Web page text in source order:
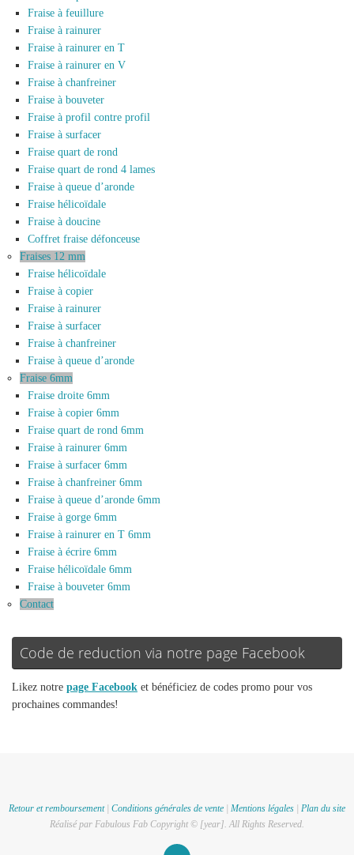
Fraise à feuillure
Fraise à rainurer
Fraise à rainurer en T
Fraise à rainurer en V
Fraise à chanfreiner
Fraise à bouveter
Fraise à profil contre profil
Fraise à surfacer
Fraise quart de rond
Fraise quart de rond 4 lames
Fraise à queue d’aronde
Fraise hélicoïdale
Fraise à doucine
Coffret fraise défonceuse
Fraises 12 mm
Fraise hélicoïdale
Fraise à copier
Fraise à rainurer
Fraise à surfacer
Fraise à chanfreiner
Fraise à queue d’aronde
Fraise 6mm
Fraise droite 6mm
Fraise à copier 6mm
Fraise quart de rond 6mm
Fraise à rainurer 6mm
Fraise à surfacer 6mm
Fraise à chanfreiner 6mm
Fraise à queue d’aronde 6mm
Fraise à gorge 6mm
Fraise à rainurer en T 6mm
Fraise à écrire 6mm
Fraise hélicoïdale 6mm
Fraise à bouveter 6mm
Contact
Code de reduction via notre page Facebook
Likez notre page Facebook et bénéficiez de codes promo pour vos
prochaines commandes!
Retour et remboursement| Conditions générales de vente | Mentions légales | Plan du site
Réalisé par Fabulous Fab Copyright © [year]. All Rights Reserved.